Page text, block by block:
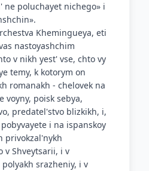
ne poluchayet nichego» i
Khemingueya, eti
nastoyashchim
v nikh yest' vse, chto vy
temy, k kotorym on
romanakh - chelovek na
voyny, poisk sebya,
predatel'stvo blizkikh, i,
i na ispanskoy
privokzal'nykh
v Shveytsarii, i v
srazheniy, i v